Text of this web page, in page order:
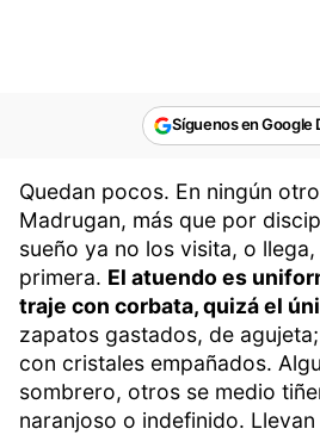
Síguenos en Google
Quedan pocos. En ningún
Madrugan, más que por
sueño ya no los visita, o
primera. El atuendo es
traje con corbata, quizá el
zapatos gastados, de
con cristales empañados.
sombrero, otros se medio
naranjoso o indefinido.